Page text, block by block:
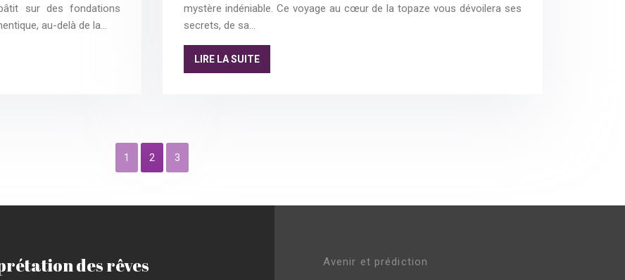
sur des fondations
au-delà de la…
mystère indéniable. Ce voyage au cœur de la topaze vous dévoilera ses
secrets, de sa…
LIRE LA SUITE
1 2 3
des rêves Avenir et prédiction